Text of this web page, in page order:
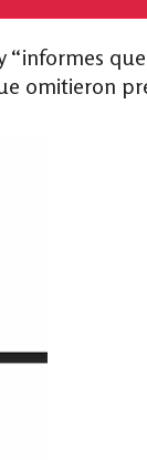
“informes
omitieron